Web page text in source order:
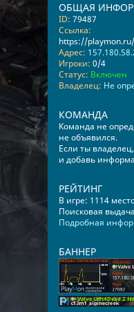
ОБЩАЯ
ID: 79487
Ссылка:
https://
Адрес:
Игроки: 0/4
Статус: Включен
Владелец: Не
КОМАНДА
Команда не
не объявился.
Если ты владелец,
и добавь
РЕЙТИНГ
В игре: 1114
Поисковая
Подробная
БАННЕР